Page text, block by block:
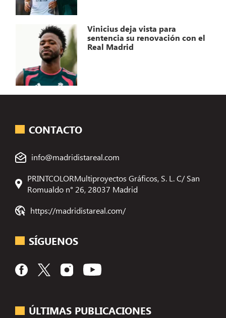
Vinicius deja vista para
sentencia su renovación con el
Real Madrid
ÚLTIMAS PUBLICACIONES
CONTACTO
info@madridistareal.com
PRINTCOLORMultiproyectos Gráficos, S. L. C/ San
Romualdo n° 26, 28037 Madrid
https://madridistareal.com/
SÍGUENOS